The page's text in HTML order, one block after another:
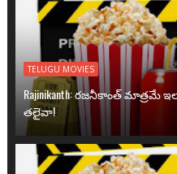
TELUGU MOVIES
Rajinikanth: రజనీకాంత్
తలైవా!